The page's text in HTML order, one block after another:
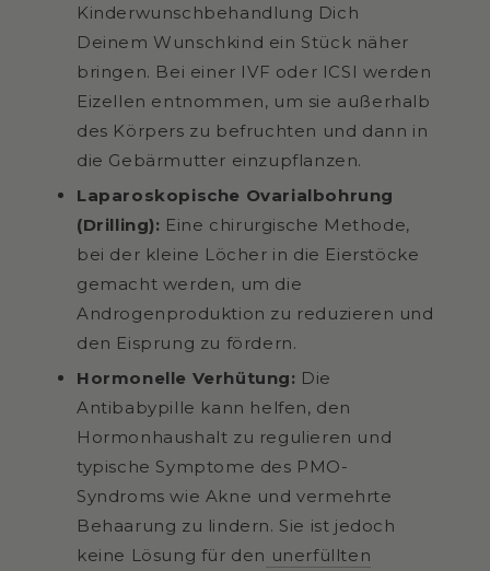
Kinderwunschbehandlung Dich
Deinem Wunschkind ein Stück näher
bringen. Bei einer IVF oder ICSI werden
Eizellen entnommen, um sie außerhalb
des Körpers zu befruchten und dann in
die Gebärmutter einzupflanzen.
Laparoskopische Ovarialbohrung
(Drilling): Eine chirurgische Methode,
bei der kleine Löcher in die Eierstöcke
gemacht werden, um die
Androgenproduktion zu reduzieren und
den Eisprung zu fördern.
Hormonelle Verhütung: Die
Antibabypille kann helfen, den
Hormonhaushalt zu regulieren und
typische Symptome des PMO-
Syndroms wie Akne und vermehrte
Behaarung zu lindern. Sie ist jedoch
keine Lösung für den unerfüllten